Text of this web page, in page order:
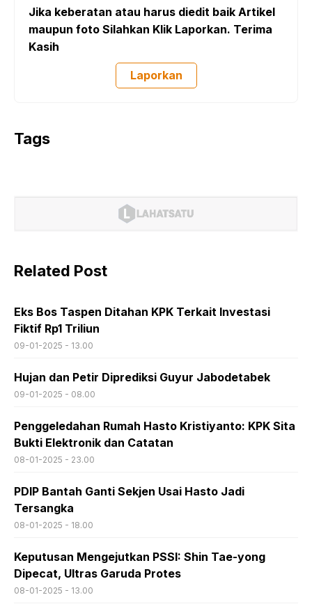
Jika keberatan atau harus diedit baik Artikel
maupun foto Silahkan Klik Laporkan. Terima
Kasih
Laporkan
Tags
Related Post
Eks Bos Taspen Ditahan KPK Terkait Investasi
Fiktif Rp1 Triliun
09-01-2025 - 13.00
Hujan dan Petir Diprediksi Guyur Jabodetabek
09-01-2025 - 08.00
Penggeledahan Rumah Hasto Kristiyanto: KPK Sita
Bukti Elektronik dan Catatan
08-01-2025 - 23.00
PDIP Bantah Ganti Sekjen Usai Hasto Jadi
Tersangka
08-01-2025 - 18.00
Keputusan Mengejutkan PSSI: Shin Tae-yong
Dipecat, Ultras Garuda Protes
08-01-2025 - 13.00